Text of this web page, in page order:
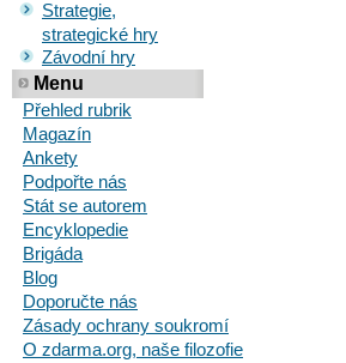
Strategie,
strategické hry
Závodní hry
Menu
Přehled rubrik
Magazín
Ankety
Podpořte nás
Stát se autorem
Encyklopedie
Brigáda
Blog
Doporučte nás
Zásady ochrany soukromí
O zdarma.org, naše filozofie